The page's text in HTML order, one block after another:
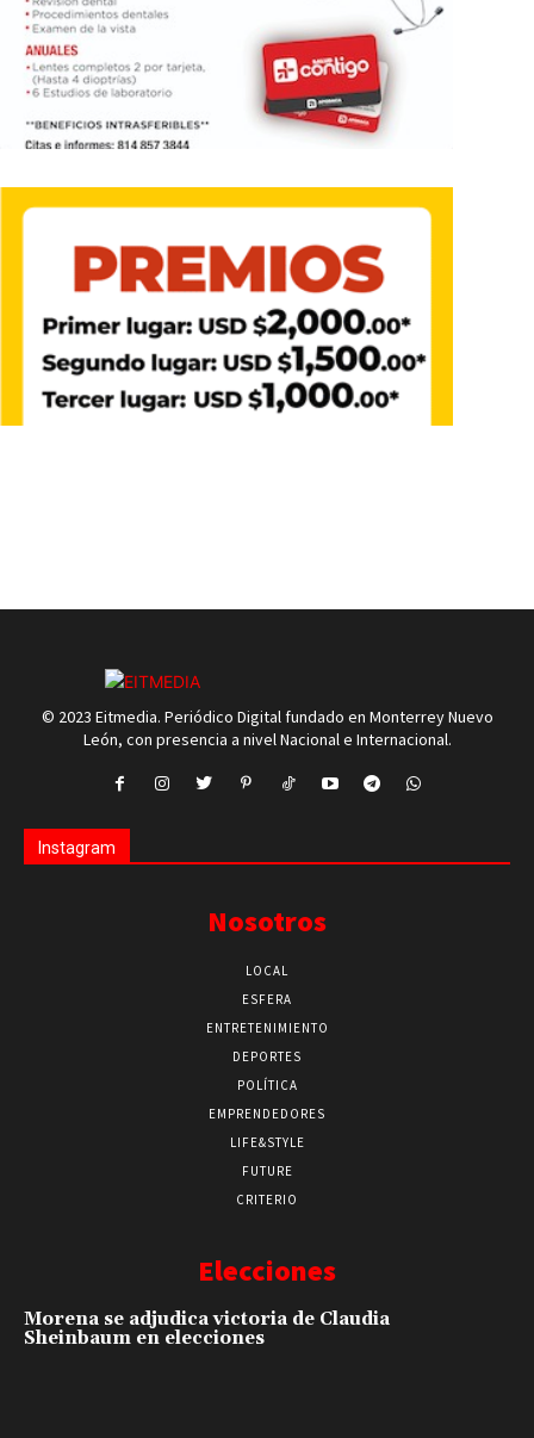
© 2023 Eitmedia. Periódico Digital fundado en Monterrey Nuevo
León, con presencia a nivel Nacional e Internacional.
Instagram
Nosotros
LOCAL
ESFERA
ENTRETENIMIENTO
DEPORTES
POLÍTICA
EMPRENDEDORES
LIFE&STYLE
FUTURE
CRITERIO
Elecciones
Morena se adjudica victoria de Claudia
Sheinbaum en elecciones